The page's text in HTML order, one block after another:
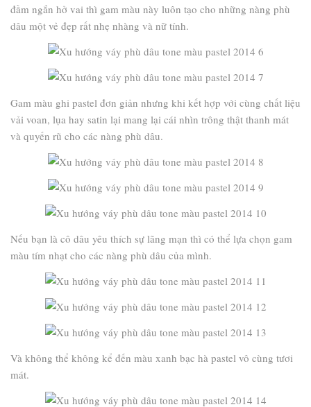
đầm ngắn hở vai thì gam màu này luôn tạo cho những nàng phù
dâu một vẻ đẹp rất nhẹ nhàng và nữ tính.
Gam màu ghi pastel đơn giản nhưng khi kết hợp với cùng chất liệu
vải voan, lụa hay satin lại mang lại cái nhìn trông thật thanh mát
và quyến rũ cho các nàng phù dâu.
Nếu bạn là cô dâu yêu thích sự lãng mạn thì có thể lựa chọn gam
màu tím nhạt cho các nàng phù dâu của mình.
Và không thể không kể đến màu xanh bạc hà pastel vô cùng tươi
mát.